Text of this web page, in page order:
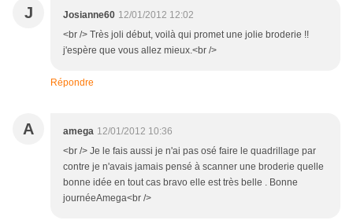
J Josianne60 12/01/2012 12:02
<br /> Très joli début, voilà qui promet une jolie broderie !!
j'espère que vous allez mieux.<br />
Répondre
A amega 12/01/2012 10:36
<br /> Je le fais aussi je n'ai pas osé faire le quadrillage par
contre je n'avais jamais pensé à scanner une broderie quelle
bonne idée en tout cas bravo elle est très belle . Bonne
journéeAmega<br />